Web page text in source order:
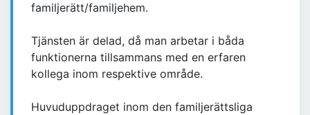
familjerätt/familjehem.
Tjänsten är delad, då man arbetar i båda
funktionerna tillsammans med en erfaren
kollega inom respektive område.
Huvuduppdraget inom den familjerättsliga